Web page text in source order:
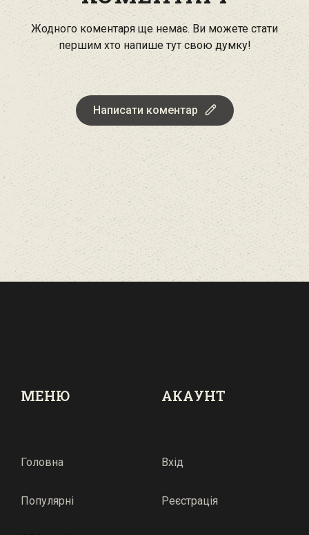
Жодного коментаря ще немає. Ви можете стати
першим хто напише тут свою думку!
Написати коментар
МЕНЮ
Головна
Популярні
АКАУНТ
Вхід
Реєстрація